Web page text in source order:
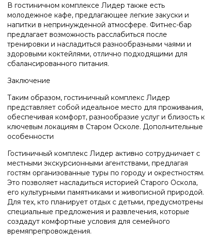
В гостиничном комплексе Лидер также есть
молодежное кафе, предлагающее легкие закуски и
напитки в непринужденной атмосфере. Фитнес-бар
предлагает возможность расслабиться после
тренировки и насладиться разнообразными чаями и
здоровыми коктейлями, отлично подходящими для
сбалансированного питания.
Заключение
Таким образом, гостиничный комплекс Лидер
представляет собой идеальное место для проживания,
обеспечивая комфорт, разнообразие услуг и близость к
ключевым локациям в Старом Осколе. Дополнительные
особенности
Гостиничный комплекс Лидер активно сотрудничает с
местными экскурсионными агентствами, предлагая
гостям организованные туры по городу и окрестностям.
Это позволяет насладиться историей Старого Оскола,
его культурными памятниками и живописной природой.
Для тех, кто планирует отдых с детьми, предусмотрены
специальные предложения и развлечения, которые
создадут комфортные условия для семейного
времяпрепровождения.